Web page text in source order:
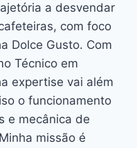
a desvendar
com foco
Dolce Gusto. Com
Técnico em
expertise vai além
o funcionamento
e mecânica de
missão é